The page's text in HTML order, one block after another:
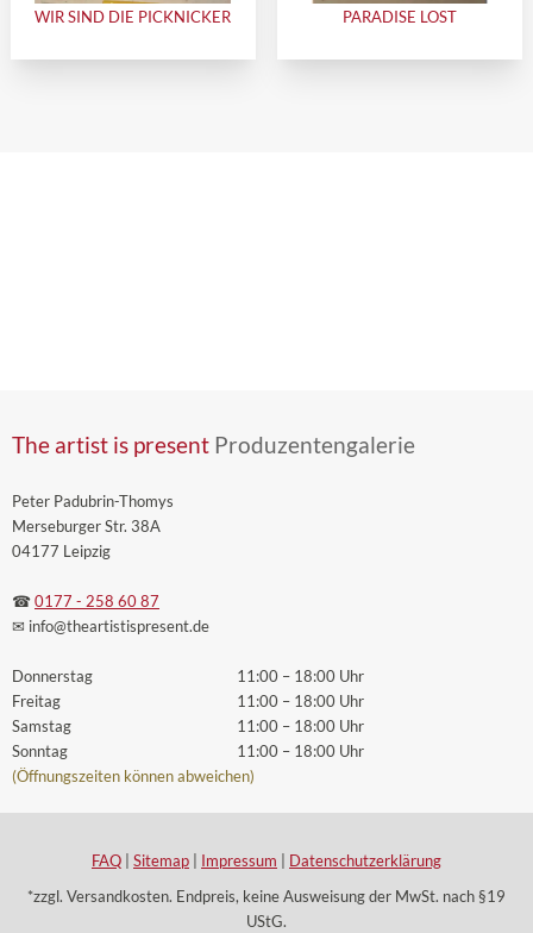
WIR SIND DIE PICKNICKER PARADISE LOST
The artist is present Produzentengalerie
Peter Padubrin-Thomys
Merseburger Str. 38A
04177 Leipzig
☎ 0177 - 258 60 87
✉ info@theartistispresent.de
Donnerstag
Freitag
Samstag
Sonntag
11:00 – 18:00 Uhr
11:00 – 18:00 Uhr
11:00 – 18:00 Uhr
11:00 – 18:00 Uhr
(Öffnungszeiten können abweichen)
FAQ Sitemap Impressum
Datenschutzerklärung
*zzgl. Versandkosten. Endpreis, keine Ausweisung der MwSt. nach §19
UStG.